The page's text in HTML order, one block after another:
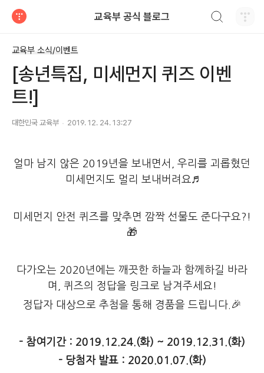
교육부 공식 블로그
교육부 소식/이벤트
[송년특집, 미세먼지 퀴즈 이벤
트!]
대한민국 교육부 2019. 12. 24. 13:27
얼마 남지 않은 2019년을 보내면서, 우리를 괴롭혔던
미세먼지도 멀리 보내버려요♬
미세먼지 안전 퀴즈를 맞추면 깜짝 선물도 준다구요?!
🎁
다가오는 2020년에는 깨끗한 하늘과 함께하길 바라
며, 퀴즈의 정답을 링크로 남겨주세요!
정답자 대상으로 추첨을 통해 경품을 드립니다.🎉
- 참여기간 : 2019.12.24.(화) ~ 2019.12.31.(화)
- 당첨자 발표 : 2020.01.07.(화)